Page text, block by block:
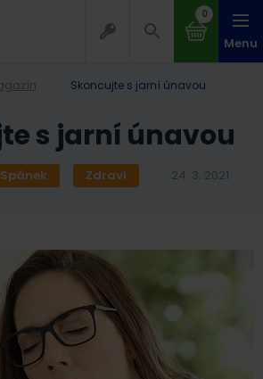
0
Menu
Skoncujte s jarní únavou
s jarní únavou
Spánek Zdraví 24. 3. 2021